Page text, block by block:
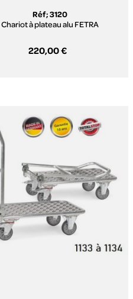
Réf; 3120
Chariot à plateau alu FETRA
220,00 €